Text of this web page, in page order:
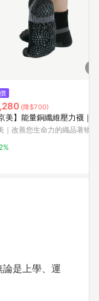
(降$700)
京美】能量銅纖維壓力襪｜1雙
｜改善您生命力的織品著物專
2%
是上學、運